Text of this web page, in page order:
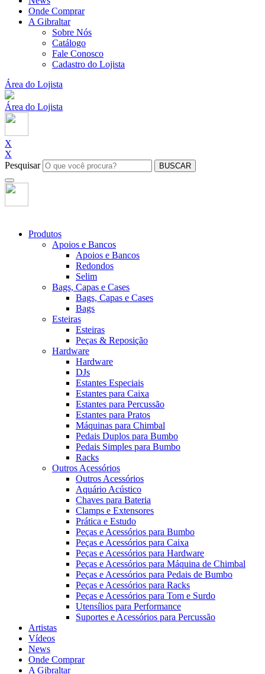
Onde Comprar
A Gibraltar
Sobre Nós
Catálogo
Fale Conosco
Cadastro do Lojista
Área do Lojista
Área do Lojista
X
X
Pesquisar
BUSCAR
Produtos
Apoios e Bancos
Apoios e Bancos
Redondos
Selim
Bags, Capas e Cases
Bags, Capas e Cases
Bags
Esteiras
Esteiras
Peças & Reposição
Hardware
Hardware
DJs
Estantes Especiais
Estantes para Caixa
Estantes para Percussão
Estantes para Pratos
Máquinas para Chimbal
Pedais Duplos para Bumbo
Pedais Simples para Bumbo
Racks
Outros Acessórios
Outros Acessórios
Aquário Acústico
Chaves para Bateria
Clamps e Extensores
Prática e Estudo
Peças e Acessórios para Bumbo
Peças e Acessórios para Caixa
Peças e Acessórios para Hardware
Peças e Acessórios para Máquina de Chimbal
Peças e Acessórios para Pedais de Bumbo
Peças e Acessórios para Racks
Peças e Acessórios para Tom e Surdo
Utensílios para Performance
Suportes e Acessórios para Percussão
Artistas
Vídeos
News
Onde Comprar
A Gibraltar